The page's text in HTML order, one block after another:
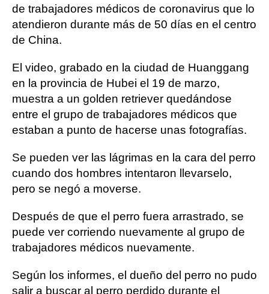
de trabajadores médicos de coronavirus que lo
atendieron durante más de 50 días en el centro
de China.
El video, grabado en la ciudad de Huanggang
en la provincia de Hubei el 19 de marzo,
muestra a un golden retriever quedándose
entre el grupo de trabajadores médicos que
estaban a punto de hacerse unas fotografías.
Se pueden ver las lágrimas en la cara del perro
cuando dos hombres intentaron llevarselo,
pero se negó a moverse.
Después de que el perro fuera arrastrado, se
puede ver corriendo nuevamente al grupo de
trabajadores médicos nuevamente.
Según los informes, el dueño del perro no pudo
salir a buscar al perro perdido durante el